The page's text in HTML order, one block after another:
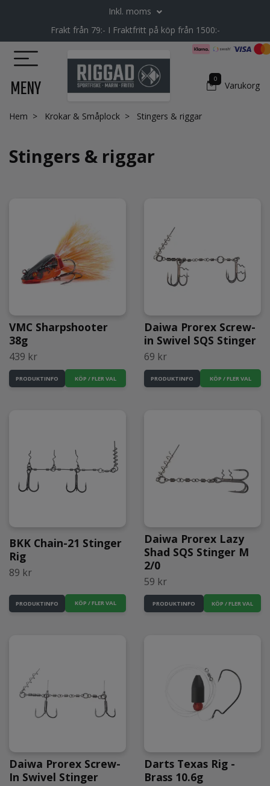
Inkl. moms
Frakt från 79:- I Fraktfritt på köp från 1500:-
MENY 0
Varukorg
Hem Krokar & Småplock Stingers & riggar
Stingers & riggar
VMC Sharpshooter
38g
439 kr
PRODUKTINFO KÖP / FLER VAL
Daiwa Prorex Screw-
in Swivel SQS Stinger
69 kr
PRODUKTINFO KÖP / FLER VAL
BKK Chain-21 Stinger
Rig
89 kr
PRODUKTINFO KÖP / FLER VAL
Daiwa Prorex Lazy
Shad SQS Stinger M
2/0
59 kr
PRODUKTINFO
Daiwa Prorex Screw-
In Swivel Stinger
Darts Texas Rig -
Brass 10.6g